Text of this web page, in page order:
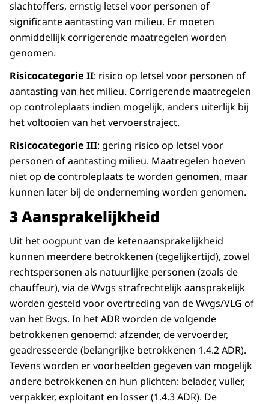
slachtoffers, ernstig letsel voor personen of
significante aantasting van milieu. Er moeten
onmiddellijk corrigerende maatregelen worden
genomen.
Risicocategorie II: risico op letsel voor personen of
aantasting van het milieu. Corrigerende maatregelen
op controleplaats indien mogelijk, anders uiterlijk bij
het voltooien van het vervoerstraject.
Risicocategorie III: gering risico op letsel voor
personen of aantasting milieu. Maatregelen hoeven
niet op de controleplaats te worden genomen, maar
kunnen later bij de onderneming worden genomen.
3 Aansprakelijkheid
Uit het oogpunt van de ketenaansprakelijkheid
kunnen meerdere betrokkenen (tegelijkertijd), zowel
rechtspersonen als natuurlijke personen (zoals de
chauffeur), via de Wvgs strafrechtelijk aansprakelijk
worden gesteld voor overtreding van de Wvgs/VLG of
van het Bvgs. In het ADR worden de volgende
betrokkenen genoemd: afzender, de vervoerder,
geadresseerde (belangrijke betrokkenen 1.4.2 ADR).
Tevens worden er voorbeelden gegeven van mogelijk
andere betrokkenen en hun plichten: belader, vuller,
verpakker, exploitant en losser (1.4.3 ADR). De